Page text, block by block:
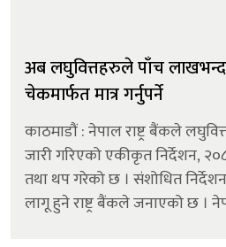
अब लघुवित्तहरुले पाँच
चेकमार्फत मात्र गर्नुपर्ने
काठमाडौं : नेपाल राष्ट्र बैंकले
जारी गरिएको एकीकृत निर्देशन,
तथा थप गरेको छ । संशोधित
लागू हुने राष्ट्र बैंकले जनाएको छ । नेपाल राष्ट्र बैंक ऐन, २०५८